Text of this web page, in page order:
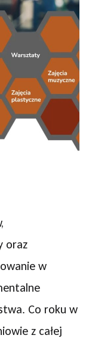
oraz
w
Co roku w
z całej